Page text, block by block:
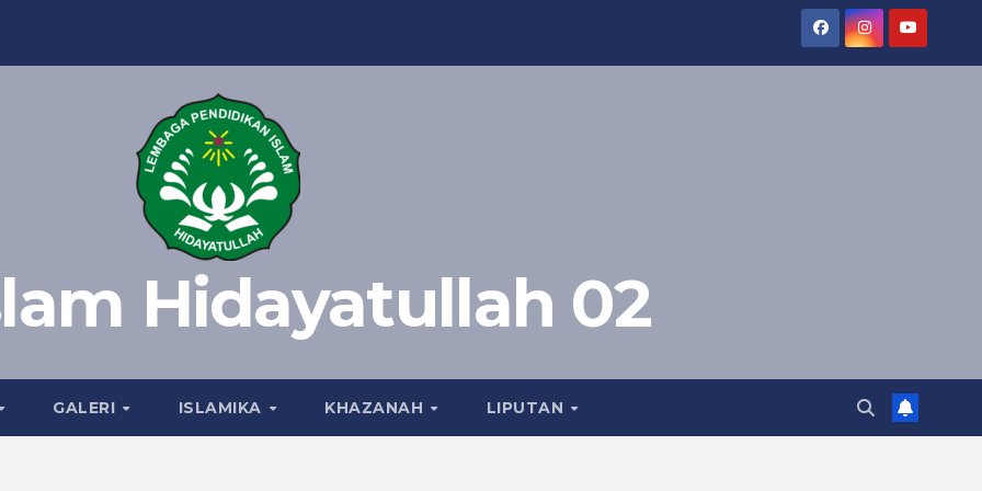
Hidayatullah 02
GALERI ISLAMIKA KHAZANAH LIPUTAN